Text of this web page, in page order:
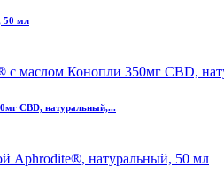
50 мл
CBD, натуральный,...